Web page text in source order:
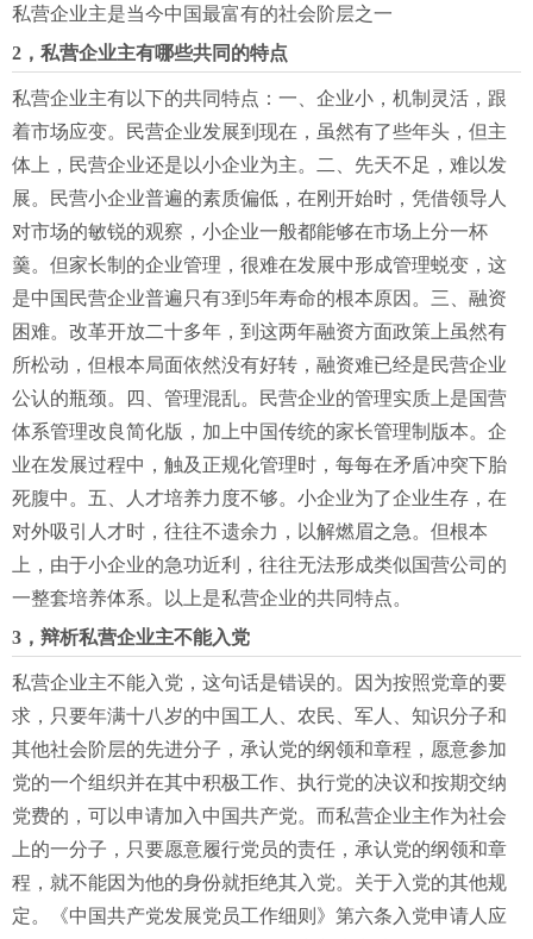
私营企业主是当今中国最富有的社会阶层之一
2，私营企业主有哪些共同的特点
私营企业主有以下的共同特点：一、企业小，机制灵活，跟
着市场应变。民营企业发展到现在，虽然有了些年头，但主
体上，民营企业还是以小企业为主。二、先天不足，难以发
展。民营小企业普遍的素质偏低，在刚开始时，凭借领导人
对市场的敏锐的观察，小企业一般都能够在市场上分一杯
羹。但家长制的企业管理，很难在发展中形成管理蜕变，这
是中国民营企业普遍只有3到5年寿命的根本原因。三、融资
困难。改革开放二十多年，到这两年融资方面政策上虽然有
所松动，但根本局面依然没有好转，融资难已经是民营企业
公认的瓶颈。四、管理混乱。民营企业的管理实质上是国营
体系管理改良简化版，加上中国传统的家长管理制版本。企
业在发展过程中，触及正规化管理时，每每在矛盾冲突下胎
死腹中。五、人才培养力度不够。小企业为了企业生存，在
对外吸引人才时，往往不遗余力，以解燃眉之急。但根本
上，由于小企业的急功近利，往往无法形成类似国营公司的
一整套培养体系。以上是私营企业的共同特点。
3，辩析私营企业主不能入党
私营企业主不能入党，这句话是错误的。因为按照党章的要
求，只要年满十八岁的中国工人、农民、军人、知识分子和
其他社会阶层的先进分子，承认党的纲领和章程，愿意参加
党的一个组织并在其中积极工作、执行党的决议和按期交纳
党费的，可以申请加入中国共产党。而私营企业主作为社会
上的一分子，只要愿意履行党员的责任，承认党的纲领和章
程，就不能因为他的身份就拒绝其入党。关于入党的其他规
定。《中国共产党发展党员工作细则》第六条入党申请人应